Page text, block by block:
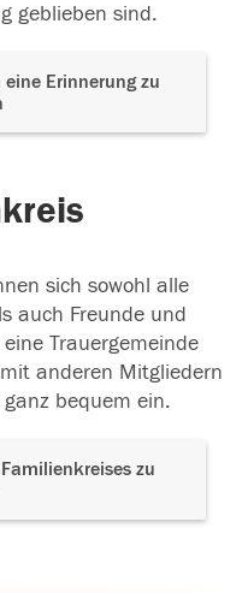
geblieben sind.
Erinnerung zu
sich sowohl alle
auch Freunde und
Trauergemeinde
anderen Mitgliedern
bequem ein.
zu